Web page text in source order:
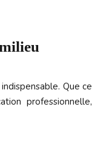
Que ce
professionnelle,